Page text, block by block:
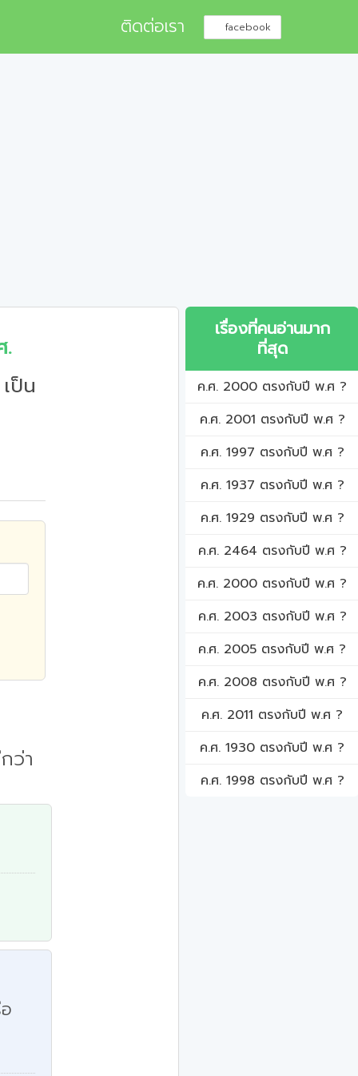
ติดต่อเรา facebook
.
ป็น
ว่า
เรื่องที่คนอ่านมาก
ที่สุด
ค.ศ. 2000 ตรงกับปี พ.ศ ?
ค.ศ. 2001 ตรงกับปี พ.ศ ?
ค.ศ. 1997 ตรงกับปี พ.ศ ?
ค.ศ. 1937 ตรงกับปี พ.ศ ?
ค.ศ. 1929 ตรงกับปี พ.ศ ?
ค.ศ. 2464 ตรงกับปี พ.ศ ?
ค.ศ. 2000 ตรงกับปี พ.ศ ?
ค.ศ. 2003 ตรงกับปี พ.ศ ?
ค.ศ. 2005 ตรงกับปี พ.ศ ?
ค.ศ. 2008 ตรงกับปี พ.ศ ?
ค.ศ. 2011 ตรงกับปี พ.ศ ?
ค.ศ. 1930 ตรงกับปี พ.ศ ?
ค.ศ. 1998 ตรงกับปี พ.ศ ?